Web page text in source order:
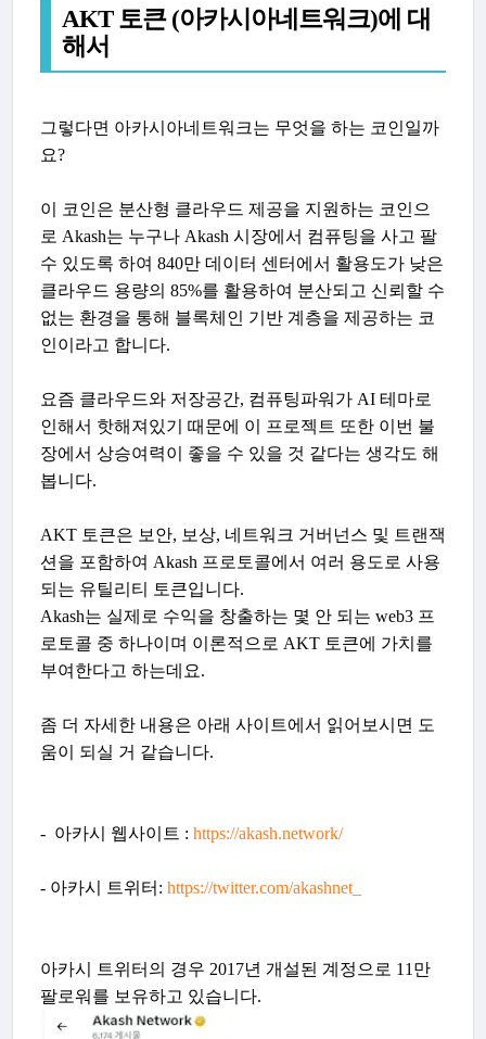
AKT 토큰 (아카시아네트워크)에 대
해서
그렇다면 아카시아네트워크는 무엇을 하는 코인일까
요?
이 코인은 분산형 클라우드 제공을 지원하는 코인으
로 Akash는 누구나 Akash 시장에서 컴퓨팅을 사고 팔
수 있도록 하여 840만 데이터 센터에서 활용도가 낮은
클라우드 용량의 85%를 활용하여 분산되고 신뢰할 수
없는 환경을 통해 블록체인 기반 계층을 제공하는 코
인이라고 합니다.
요즘 클라우드와 저장공간, 컴퓨팅파워가 AI 테마로
인해서 핫해져있기 때문에 이 프로젝트 또한 이번 불
장에서 상승여력이 좋을 수 있을 것 같다는 생각도 해
봅니다.
AKT 토큰은 보안, 보상, 네트워크 거버넌스 및 트랜잭
션을 포함하여 Akash 프로토콜에서 여러 용도로 사용
되는 유틸리티 토큰입니다.
Akash는 실제로 수익을 창출하는 몇 안 되는 web3 프
로토콜 중 하나이며 이론적으로 AKT 토큰에 가치를
부여한다고 하는데요.
좀 더 자세한 내용은 아래 사이트에서 읽어보시면 도
움이 되실 거 같습니다.
- 아카시 웹사이트 : https://akash.network/
- 아카시 트위터: https://twitter.com/akashnet_
아카시 트위터의 경우 2017년 개설된 계정으로 11만
팔로워를 보유하고 있습니다.